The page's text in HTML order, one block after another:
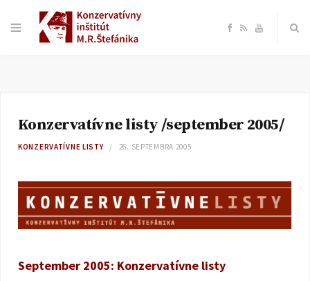
F
e
o
R Y
T
b
Konzervatívne listy /september 2005/
KONZERVATÍVNE LISTY 26. SEPTEMBRA 2005
September 2005: Konzervatívne listy